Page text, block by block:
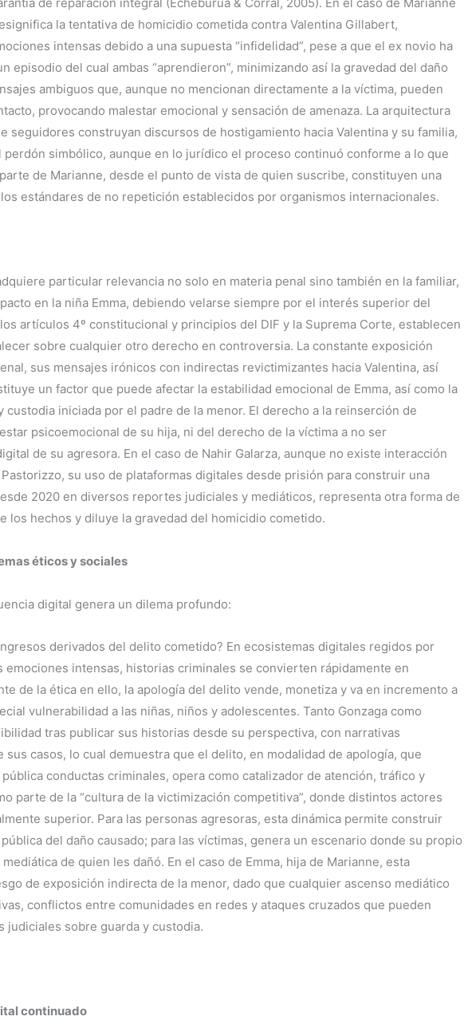
la tentativa de homicidio cometida contra Valentina Gillabert,
intensas debido a una supuesta “infidelidad”, pese a que el ex novio ha
episodio del cual ambas “aprendieron”, minimizando así la gravedad del daño
ambiguos que, aunque no mencionan directamente a la víctima, pueden
provocando malestar emocional y sensación de amenaza. La arquitectura
seguidores construyan discursos de hostigamiento hacia Valentina y su familia,
simbólico, aunque en lo jurídico el proceso continuó conforme a lo que
de Marianne, desde el punto de vista de quien suscribe, constituyen una
estándares de no repetición establecidos por organismos internacionales.
particular relevancia no solo en materia penal sino también en la familiar,
en la niña Emma, debiendo velarse siempre por el interés superior del
artículos 4º constitucional y principios del DIF y la Suprema Corte, establecen
sobre cualquier otro derecho en controversia. La constante exposición
sus mensajes irónicos con indirectas revictimizantes hacia Valentina, así
un factor que puede afectar la estabilidad emocional de Emma, así como la
iniciada por el padre de la menor. El derecho a la reinserción de
psicoemocional de su hija, ni del derecho de la víctima a no ser
de su agresora. En el caso de Nahir Galarza, aunque no existe interacción
su uso de plataformas digitales desde prisión para construir una
2020 en diversos reportes judiciales y mediáticos, representa otra forma de
los hechos y diluye la gravedad del homicidio cometido.
éticos y sociales
digital genera un dilema profundo:
derivados del delito cometido? En ecosistemas digitales regidos por
intensas, historias criminales se convierten rápidamente en
de la ética en ello, la apología del delito vende, monetiza y va en incremento a
vulnerabilidad a las niñas, niños y adolescentes. Tanto Gonzaga como
tras publicar sus historias desde su perspectiva, con narrativas
casos, lo cual demuestra que el delito, en modalidad de apología, que
conductas criminales, opera como catalizador de atención, tráfico y
parte de la “cultura de la victimización competitiva”, donde distintos actores
superior. Para las personas agresoras, esta dinámica permite construir
del daño causado; para las víctimas, genera un escenario donde su propio
de quien les dañó. En el caso de Emma, hija de Marianne, esta
de exposición indirecta de la menor, dado que cualquier ascenso mediático
conflictos entre comunidades en redes y ataques cruzados que pueden
judiciales sobre guarda y custodia.
continuado